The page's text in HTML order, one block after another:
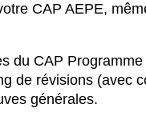
CAP AEPE,
du CAP
de révisions (avec
générales.